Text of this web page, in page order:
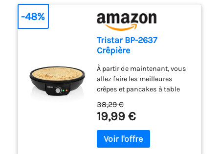
FabriquÃéen France
Tristar BP-2637
Crêpière
À partir de maintenant, vous
allez faire les meilleures
crêpes et pancakes à table
avec la crêpière Tristar. La
plaque de qualité supérieure a
un large diamètre de 30 cm.
Le revêtement antiadhésif
permet de les réussir sans
38,29 €
19,99 €
-48%